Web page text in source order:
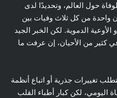
حول العالم، وتحديدًا لدى
واحدة من كل ثلاث وفيات بين
الدموية. لكن الخبر الجيد
كثير من الأحيان، إن عرفت ما
تغييرات جذرية أو اتباع أنظمة
اليومي، لكن كبار أطباء القلب